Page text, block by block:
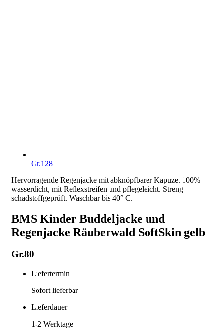
Gr.128
Hervorragende Regenjacke mit abknöpfbarer Kapuze. 100%
wasserdicht, mit Reflexstreifen und pflegeleicht. Streng
schadstoffgeprüft. Waschbar bis 40° C.
BMS Kinder Buddeljacke und
Regenjacke Räuberwald SoftSkin gelb
Gr.80
Liefertermin
Sofort lieferbar
Lieferdauer
1-2 Werktage